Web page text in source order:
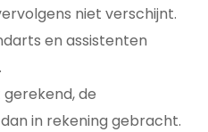
niet verschijnt.
en assistenten
de
in rekening gebracht.